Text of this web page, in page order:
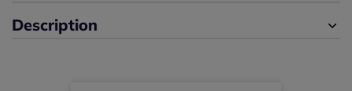
44 -En stock
Description